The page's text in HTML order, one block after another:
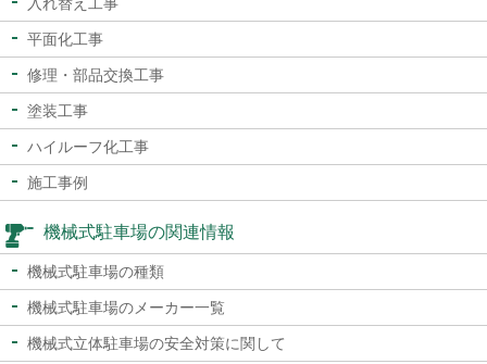
平面化工事
修理・部品交換工事
塗装工事
ハイルーフ化工事
施工事例
機械式駐車場の関連情報
機械式駐車場の種類
機械式駐車場のメーカー一覧
機械式立体駐車場の安全対策に関して